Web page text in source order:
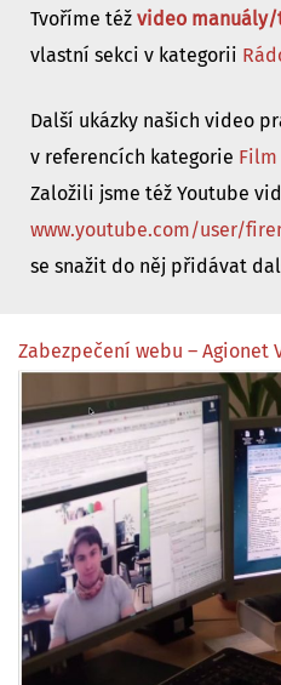
Tvoříme též video
vlastní sekci v kategorii
Další ukázky našich video
v referencích kategorie Film
Založili jsme též Youtube
www.youtube.com/user/
se snažit do něj přidávat
Zabezpečení webu – Agionet